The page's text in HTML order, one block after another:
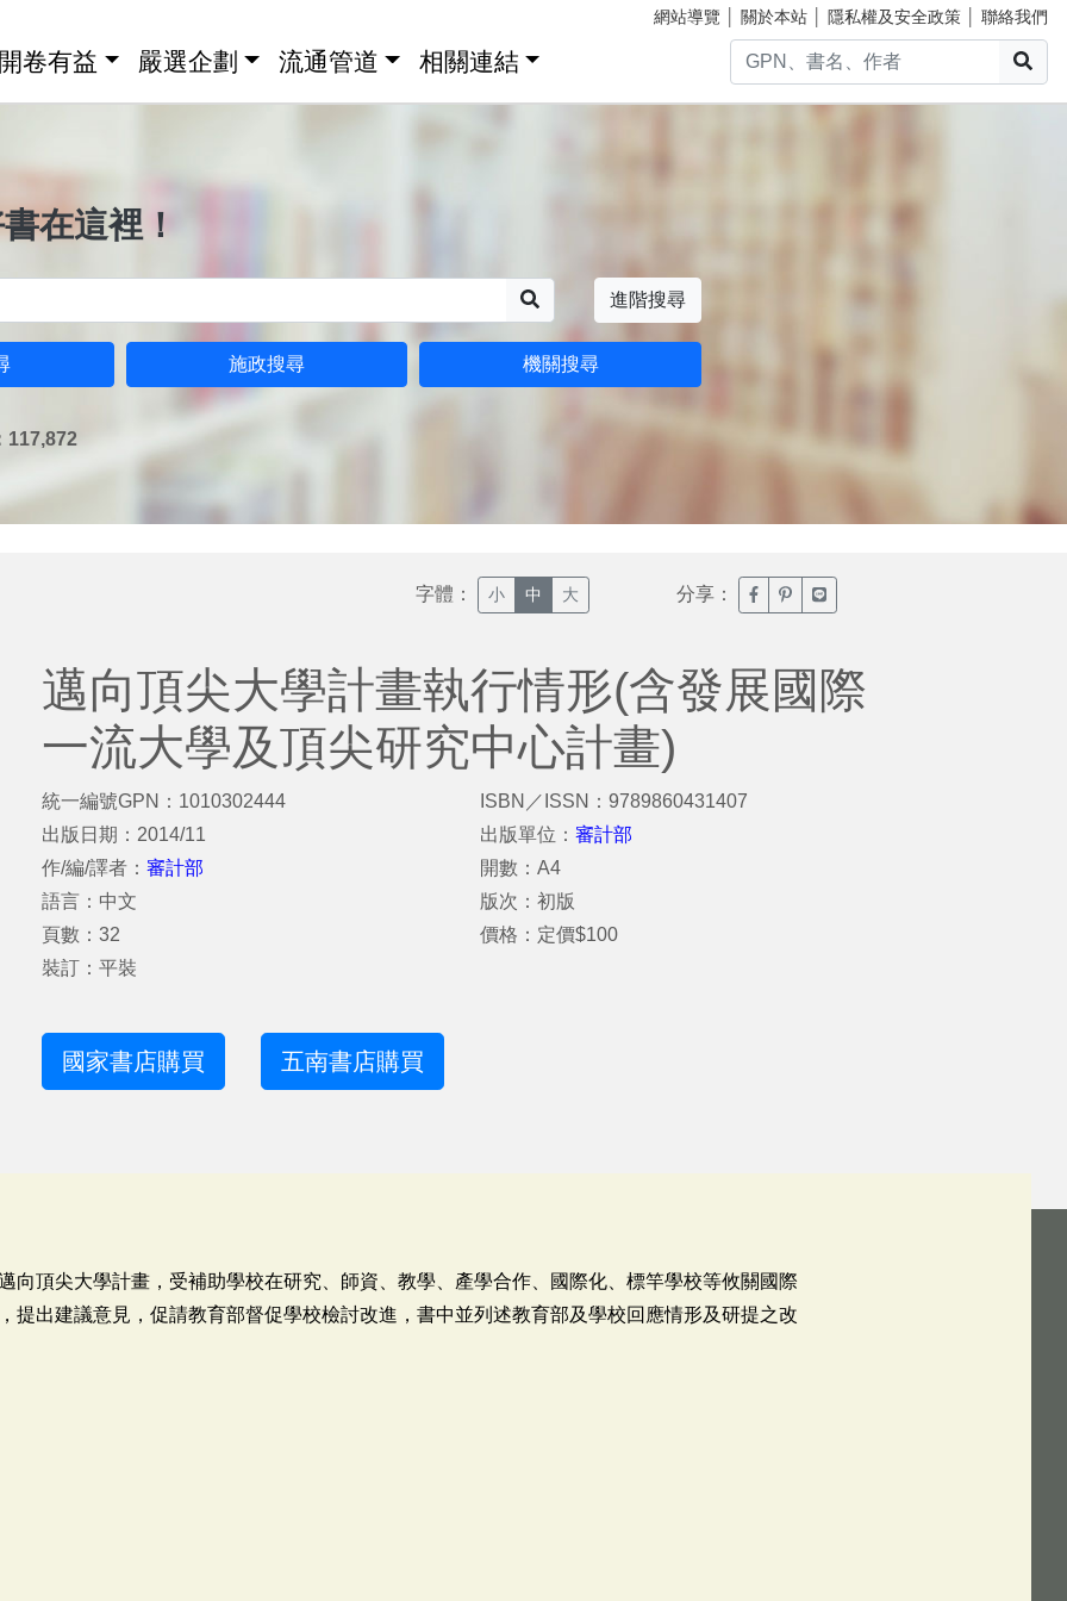
網站導覽 關於本站 隱私權及安全政策 聯絡我們
卷有益 嚴選企劃 流通管道 相關連結
在這裡！
進階搜尋
施政搜尋 機關搜尋
117,872
字體： 小 中 大 分享： 臉書分享(另開新視窗)
噗浪分享(另開新視窗)
Line分享(另開新視窗)
邁向頂尖大學計畫執行情形(含發展國際
一流大學及頂尖研究中心計畫)
統一編號GPN：1010302444
出版日期：2014/11
作/編/譯者： 審計部
語言：中文
頁數：32
裝訂：平裝
ISBN／ISSN：9789860431407
出版單位：審計部
開數：A4
版次：初版
價格：定價$100
國家書店購買 五南書店購買
向頂尖大學計畫，受補助學校在研究、師資、教學、產學合作、國際化、標竿學校等攸關國際
提出建議意見，促請教育部督促學校檢討改進，書中並列述教育部及學校回應情形及研提之改